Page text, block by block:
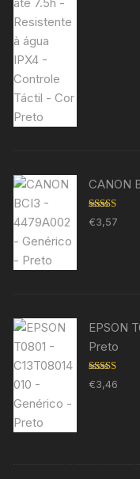
CANON
Avaliação
5.00de 5
€3,57
EPSON
Preto
Avaliação
5.00 de 5
€3,46